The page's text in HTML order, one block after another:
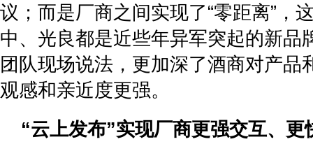
议；而是厂商之间实现了“零距离”，
中、光良都是近些年异军突起的新品
团队现场说法，更加深了酒商对产品
观感和亲近度更强。
“云上发布”实现厂商更强交互、更